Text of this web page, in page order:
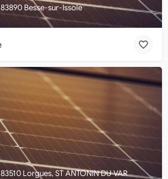
83890 Besse-sur-Issole
83510 Lorgues, ST ANTONIN DU VAR